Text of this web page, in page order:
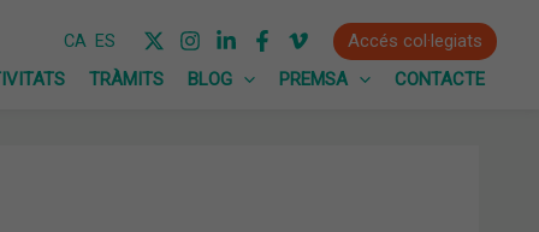
CA ES
Accés col·legiats
TRÀMITS BLOG PREMSA CONTACTE